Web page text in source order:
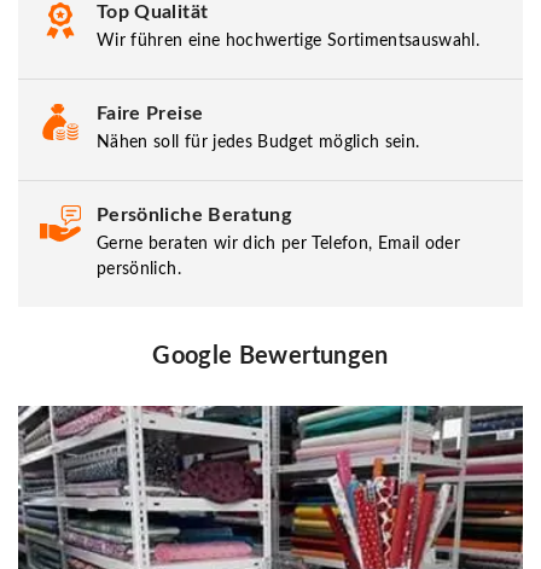
Top Qualität
Wir führen eine hochwertige Sortimentsauswahl.
Faire Preise
Nähen soll für jedes Budget möglich sein.
Persönliche Beratung
Gerne beraten wir dich per Telefon, Email oder
persönlich.
Google Bewertungen